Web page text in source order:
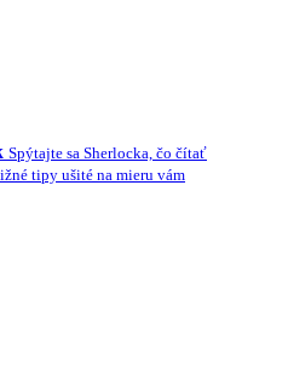
Spýtajte sa Sherlocka, čo čítať
tipy ušité na mieru vám